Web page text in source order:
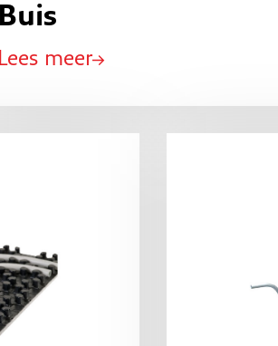
Buis
Lees meer